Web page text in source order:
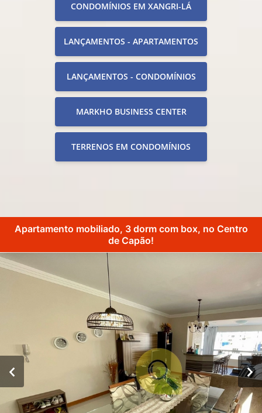
CONDOMÍNIOS EM XANGRI-LÁ
LANÇAMENTOS - APARTAMENTOS
LANÇAMENTOS - CONDOMÍNIOS
MARKHO BUSINESS CENTER
TERRENOS EM CONDOMÍNIOS
Apartamento mobiliado, 3 dorm com box, no Centro
de Capão!